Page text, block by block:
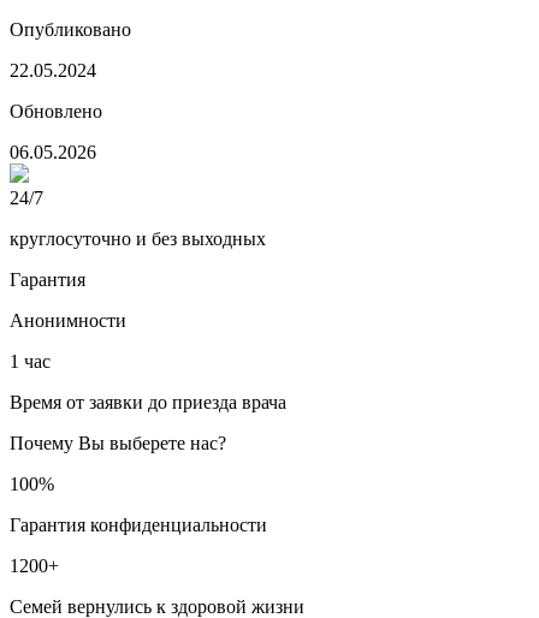
Опубликовано
22.05.2024
Обновлено
06.05.2026
24/7
круглосуточно и без выходных
Гарантия
Анонимности
1 час
Время от заявки до приезда врача
Почему Вы выберете нас?
100%
Гарантия конфиденциальности
1200+
Семей вернулись к здоровой жизни